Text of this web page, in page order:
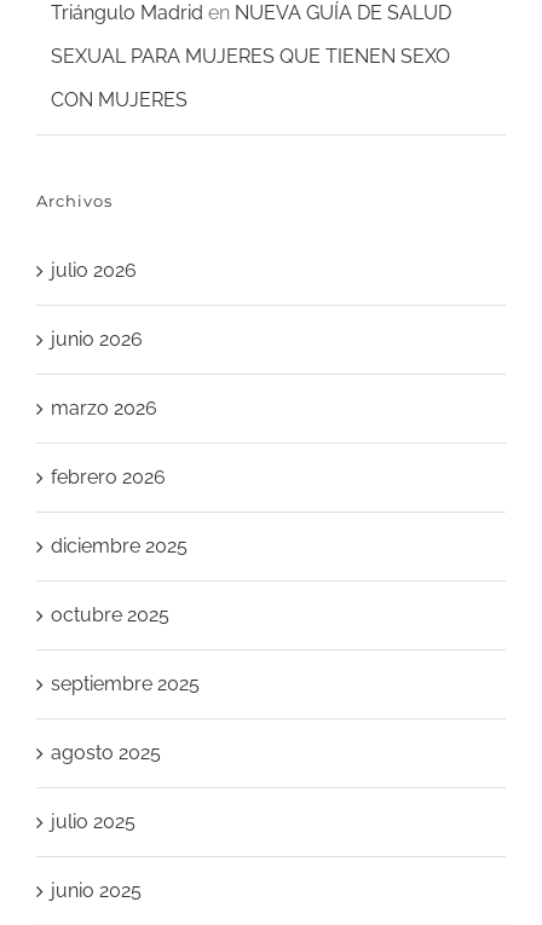
Triángulo Madrid en NUEVA GUÍA DE SALUD
SEXUAL PARA MUJERES QUE TIENEN SEXO
CON MUJERES
Archivos
julio 2026
junio 2026
marzo 2026
febrero 2026
diciembre 2025
octubre 2025
septiembre 2025
agosto 2025
julio 2025
junio 2025